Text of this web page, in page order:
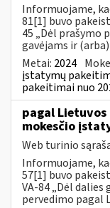
Informuojame,
81[1] buvo
45 „Dėl prašymo
gavėjams ir
Metai: 2024
įstatymų
pakeitimai nuo
pagal
mokesčio
Web turinio
Informuojame,
57[1] buvo
VA-84 „Dėl
pervedimo pagal